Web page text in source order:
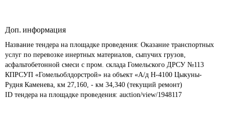
Доп. информация
Название тендера на площадке проведения: Оказание транспортных
услуг по перевозке инертных материалов, сыпучих грузов,
асфальтобетонной смеси с пром. склада Гомельского ДРСУ №113
КПРСУП «Гомельоблдорстрой» на объект «А/д Н-4100 Цыкуны-
Рудня Каменева, км 27,160, - км 34,340 (текущий ремонт)
ID тендера на площадке проведения: auction/view/1948117